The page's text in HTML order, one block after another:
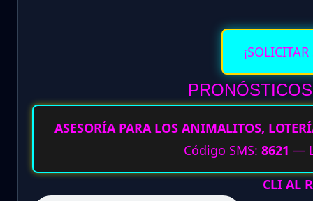
ASESORÍA PARA LOS ANIMALITOS,
Código SMS: 8621 —
CLI AL